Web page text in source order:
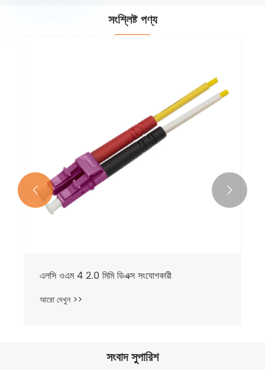
সংশ্লিষ্ট পণ্য
এলসি ওএম 4 2.0 মিমি ডিএক্স সংযোগকারী
আরো দেখুন >>
 
সংবাদ সুপারিশ